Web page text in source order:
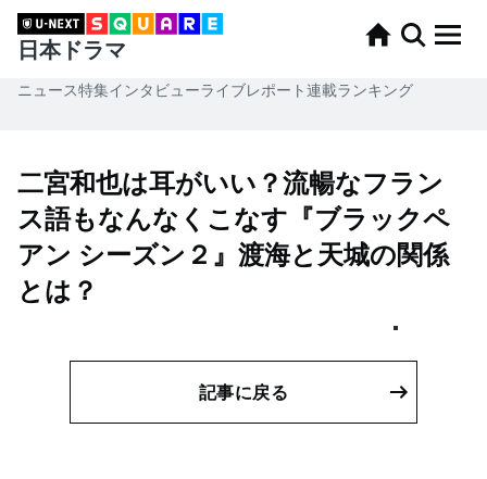
日本ドラマ
ニュース特集インタビューライブレポート連載ランキング
二宮和也は耳がいい？流暢なフラン
ス語もなんなくこなす『ブラックペ
アン シーズン２』渡海と天城の関係
とは？
記事に戻る